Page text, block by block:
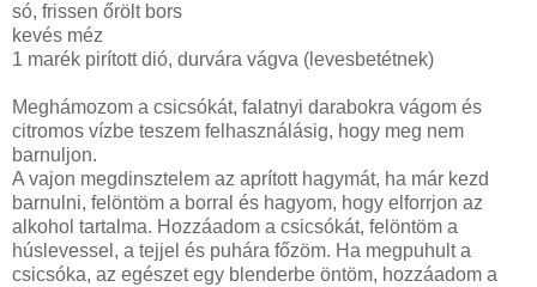
só, frissen őrölt bors
kevés méz
1 marék pirított dió, durvára vágva (levesbetétnek)
Meghámozom a csicsókát, falatnyi darabokra vágom és
citromos vízbe teszem felhasználásig, hogy meg nem
barnuljon.
A vajon megdinsztelem az aprított hagymát, ha már kezd
barnulni, felöntöm a borral és hagyom, hogy elforrjon az
alkohol tartalma. Hozzáadom a csicsókát, felöntöm a
húslevessel, a tejjel és puhára főzöm. Ha megpuhult a
csicsóka, az egészet egy blenderbe öntöm, hozzáadom a